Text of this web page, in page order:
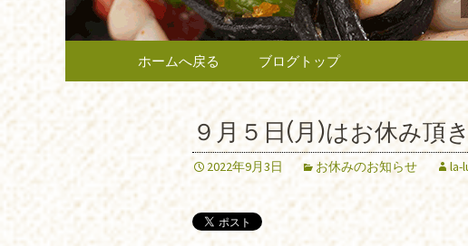
コンテンツへ移動
ホームへ戻る ブログトップ
９月５日(月)はお休み頂
2022年9月3日 お休みのお知らせ la-